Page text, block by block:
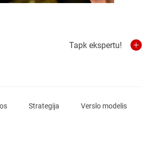
Tapk ekspertu!
Strategija Verslo modelis